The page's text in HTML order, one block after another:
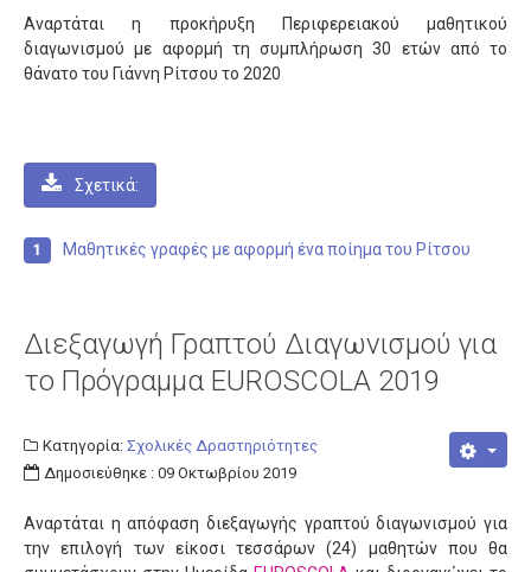
Αναρτάται η προκήρυξη Περιφερειακού μαθητικού
διαγωνισμού με αφορμή τη συμπλήρωση 30 ετών από το
θάνατο του Γιάννη Ρίτσου το 2020
Σχετικά:
Μαθητικές γραφές με αφορμή ένα ποίημα του Ρίτσου
Διεξαγωγή Γραπτού Διαγωνισμού για
το Πρόγραμμα EUROSCOLA 2019
Κατηγορία: Σχολικές Δραστηριότητες
Δημοσιεύθηκε : 09 Οκτωβρίου 2019
Αναρτάται η απόφαση διεξαγωγής γραπτού διαγωνισμού για
την επιλογή των είκοσι τεσσάρων (24) μαθητών που θα